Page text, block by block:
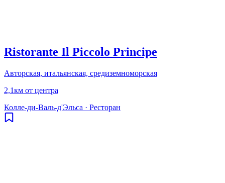
Ristorante Il Piccolo Principe
Авторская, итальянская, средиземноморская
2,1км от центра
Колле-ди-Валь-д'Эльса · Ресторан